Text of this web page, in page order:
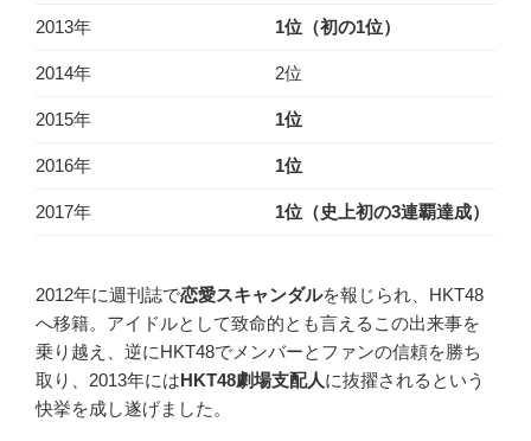
2013年 1位（初の1位）
2014年 2位
2015年 1位
2016年 1位
2017年 1位（史上初の3連覇達成）
2012年に週刊誌で恋愛スキャンダルを報じられ、HKT48
へ移籍。アイドルとして致命的とも言えるこの出来事を
乗り越え、逆にHKT48でメンバーとファンの信頼を勝ち
取り、2013年にはHKT48劇場支配人に抜擢されるという
快挙を成し遂げました。